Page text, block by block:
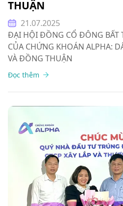
THUẬN
21.07.2025
ĐẠI HỘI ĐỒNG CỔ ĐÔNG BẤT
CỦA CHỨNG KHOÁN ALPHA:
VÀ ĐỒNG THUẬN
Đọc thêm